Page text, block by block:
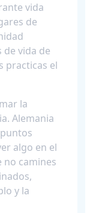
vida
de
vida de
practicas el
la
Alemania
algo en el
no camines
y la